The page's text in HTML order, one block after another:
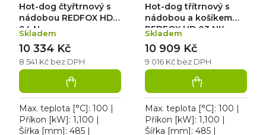
Hot-dog čtyřtrnový s
nádobou REDFOX HD
04 N
Skladem
8 541 Kč bez DPH
10 334 Kč
Max. teplota [°C]: 100 |
Příkon [kW]: 1,100 |
Šířka [mm]: 485 |
Hot-dog třítrnový s
nádobou a košíkem
REDFOX HD 03 NK
Skladem
9 016 Kč bez DPH
10 909 Kč
Max. teplota [°C]: 100 |
Příkon [kW]: 1,100 |
Šířka [mm]: 485 |